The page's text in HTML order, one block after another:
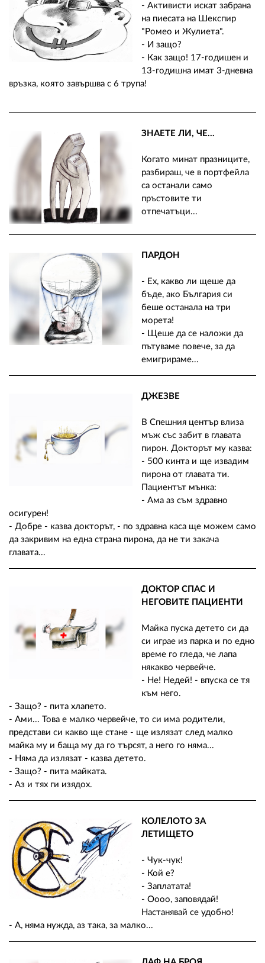
- Активисти искат забрана
на пиесата на Шекспир
"Ромео и Жулиета".
- И защо?
- Как защо! 17-годишен и
13-годишна имат 3-дневна
връзка, която завършва с 6 трупа!
ЗНАЕТЕ ЛИ, ЧЕ...
Когато минат празниците,
разбираш, че в портфейла
са останали само
пръстовите ти
отпечатъци...
ПАРДОН
- Ех, какво ли щеше да
бъде, ако България си
беше останала на три
морета!
- Щеше да се наложи да
пътуваме повече, за да
емигрираме...
ДЖЕЗВЕ
В Спешния център влиза
мъж със забит в главата
пирон. Докторът му казва:
- 500 кинта и ще извадим
пирона от главата ти.
Пациентът мънка:
- Ама аз съм здравно
осигурен!
- Добре - казва докторът, - по здравна каса ще можем само
да закривим на една страна пирона, да не ти закача
главата...
ДОКТОР СПАС И
НЕГОВИТЕ ПАЦИЕНТИ
Майка пуска детето си да
си играе из парка и по едно
време го гледа, че лапа
някакво червейче.
- Не! Недей! - впуска се тя
към него.
- Защо? - пита хлапето.
- Ами... Това е малко червейче, то си има родители,
представи си какво ще стане - ще излязат след малко
майка му и баща му да го търсят, а него го няма...
- Няма да излязат - казва детето.
- Защо? - пита майката.
- Аз и тях ги изядох.
КОЛЕЛОТО ЗА
ЛЕТИЩЕТО
- Чук-чук!
- Кой е?
- Заплатата!
- Оooo, заповядай!
Настанявай се удобно!
- А, няма нужда, аз така, за малко...